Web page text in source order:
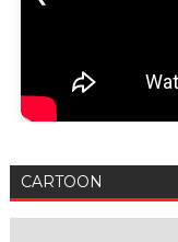
CARTOON